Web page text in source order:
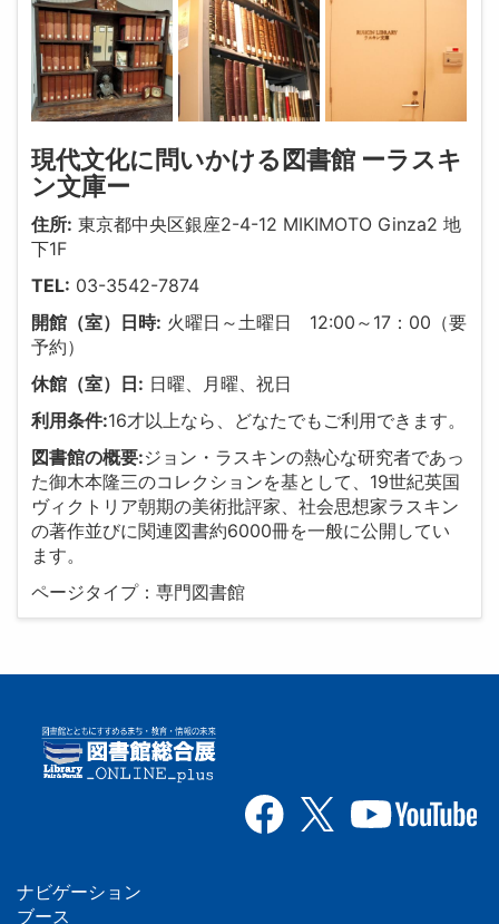
現代文化に問いかける図書館 ーラスキ
ン文庫ー
住所: 東京都中央区銀座2-4-12 MIKIMOTO Ginza2 地
下1F
TEL: 03-3542-7874
開館（室）日時: 火曜日～土曜日 12:00～17：00（要
予約）
休館（室）日: 日曜、月曜、祝日
利用条件:16才以上なら、どなたでもご利用できます。
図書館の概要:ジョン・ラスキンの熱心な研究者であっ
た御木本隆三のコレクションを基として、19世紀英国
ヴィクトリア朝期の美術批評家、社会思想家ラスキン
の著作並びに関連図書約6000冊を一般に公開してい
ます。
ページタイプ：専門図書館
ナビゲーション
ブース